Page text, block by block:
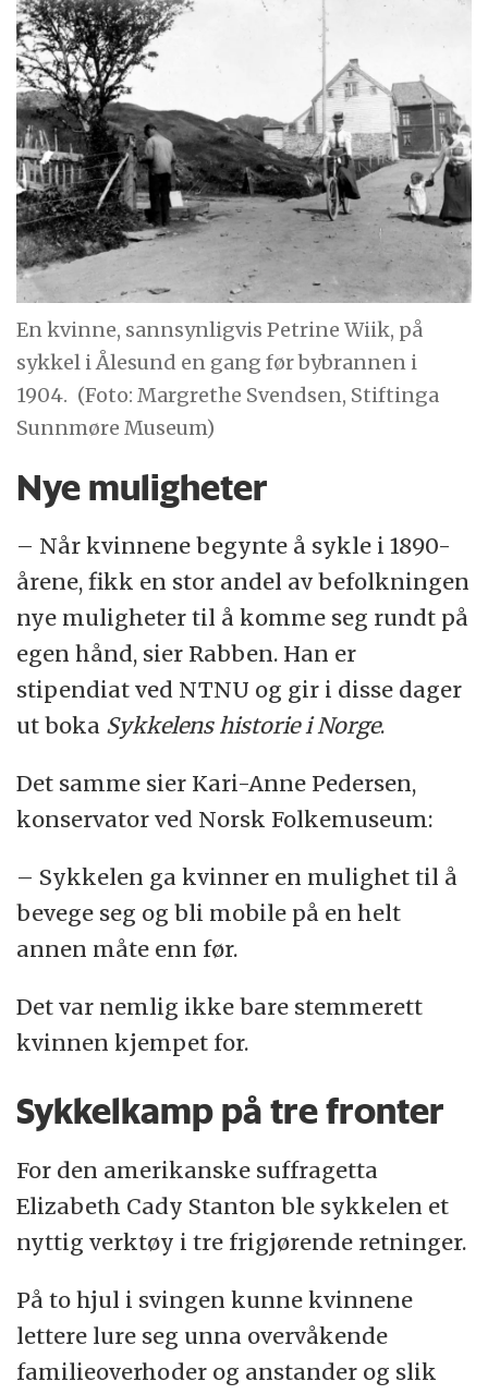
En kvinne, sannsynligvis Petrine Wiik, på
sykkel i Ålesund en gang før bybrannen i
1904. (Foto: Margrethe Svendsen, Stiftinga
Sunnmøre Museum)
Nye muligheter
– Når kvinnene begynte å sykle i 1890-
årene, fikk en stor andel av befolkningen
nye muligheter til å komme seg rundt på
egen hånd, sier Rabben. Han er
stipendiat ved NTNU og gir i disse dager
ut boka Sykkelens historie i Norge.
Det samme sier Kari-Anne Pedersen,
konservator ved Norsk Folkemuseum:
– Sykkelen ga kvinner en mulighet til å
bevege seg og bli mobile på en helt
annen måte enn før.
Det var nemlig ikke bare stemmerett
kvinnen kjempet for.
Sykkelkamp på tre fronter
For den amerikanske suffragetta
Elizabeth Cady Stanton ble sykkelen et
nyttig verktøy i tre frigjørende retninger.
På to hjul i svingen kunne kvinnene
lettere lure seg unna overvåkende
familieoverhoder og anstander og slik